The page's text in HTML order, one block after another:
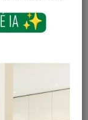
le temps de
peuvent